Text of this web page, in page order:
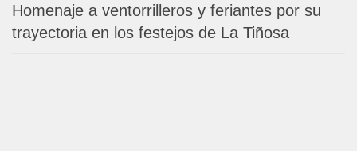
Homenaje a ventorrilleros y feriantes por su
trayectoria en los festejos de La Tiñosa